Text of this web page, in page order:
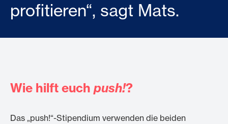
profitieren“, sagt Mats.
Wie hilft euch push!?
Das „push!“-Stipendium verwenden die beiden